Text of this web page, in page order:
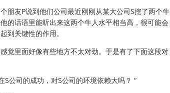
朋友P说到他们公司最近刚刚从某大公司S挖了两个牛
的话语里能听出来这两个牛人水平相当高，很可能会
到关键性的作用。
觉里面好像有些地方不太对劲。于是有了下面这段对
S公司的成功，对S公司的环境依赖大吗？ “